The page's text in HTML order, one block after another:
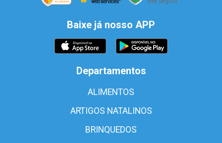
Baixe já nosso APP
Departamentos
ALIMENTOS
ARTIGOS NATALINOS
BRINQUEDOS